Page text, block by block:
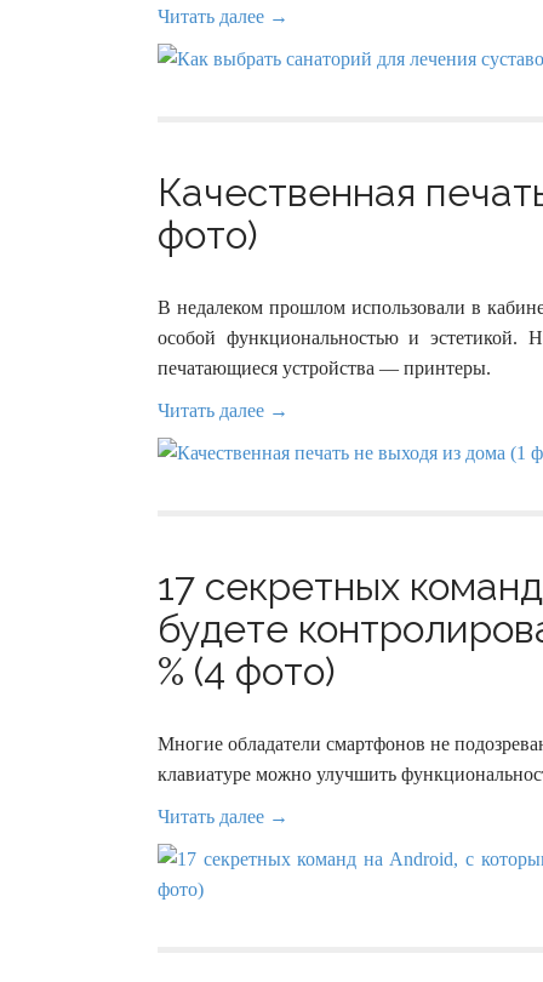
Читать далее →
Качественная
фото)
В недалеком прошлом использовали в
особой функциональностью и
печатающиеся устройства — принтеры.
Читать далее →
17 секретных
будете
% (4 фото)
Многие обладатели смартфонов не
клавиатуре можно улучшить
Читать далее →